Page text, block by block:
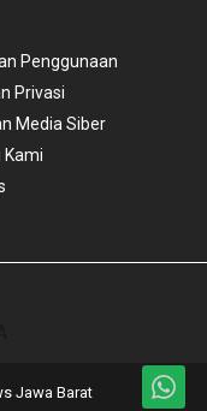
Penggunaan
Privasi
Media Siber
Kami
Jawa Barat